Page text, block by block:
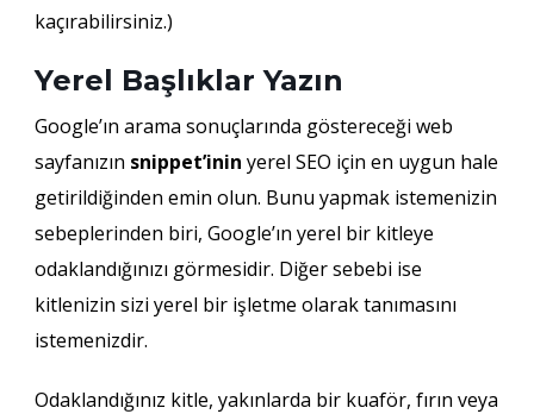
kaçırabilirsiniz.)
Yerel Başlıklar Yazın
Google’ın arama sonuçlarında göstereceği web
sayfanızın snippet’inin yerel SEO için en uygun hale
getirildiğinden emin olun. Bunu yapmak istemenizin
sebeplerinden biri, Google’ın yerel bir kitleye
odaklandığınızı görmesidir. Diğer sebebi ise
kitlenizin sizi yerel bir işletme olarak tanımasını
istemenizdir.
Odaklandığınız kitle, yakınlarda bir kuaför, fırın veya